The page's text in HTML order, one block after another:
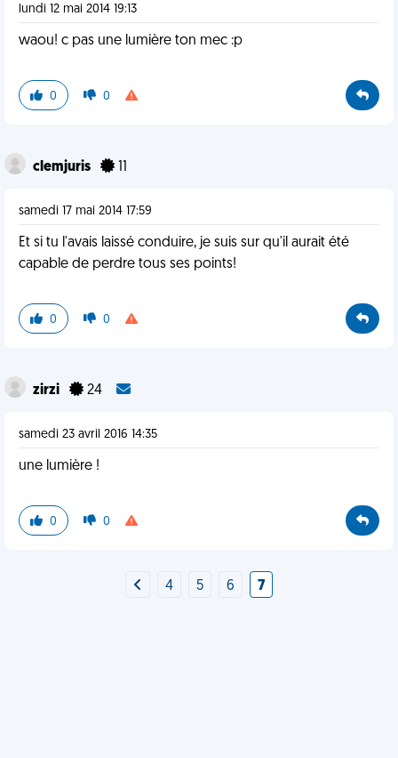
lundi 12 mai 2014 19:13
waou! c pas une lumière ton mec :p
0 0
clemjuris
samedi 17 mai 2014 17:59
Et si tu l'avais laissé conduire, je suis sur qu'il aurait été
capable de perdre tous ses points!
0 0
zirzi 24
samedi 23 avril 2016 14:35
une lumière !
0 0
4 5 6 7